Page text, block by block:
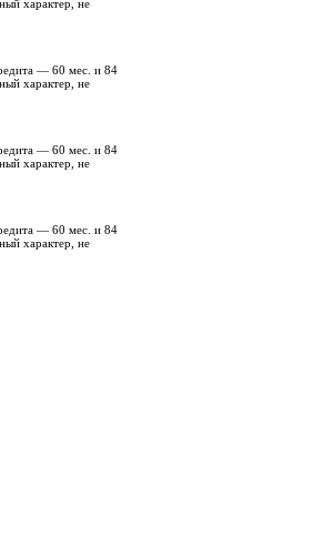
характер, не
— 60 мес. и 84
характер, не
— 60 мес. и 84
характер, не
— 60 мес. и 84
характер, не